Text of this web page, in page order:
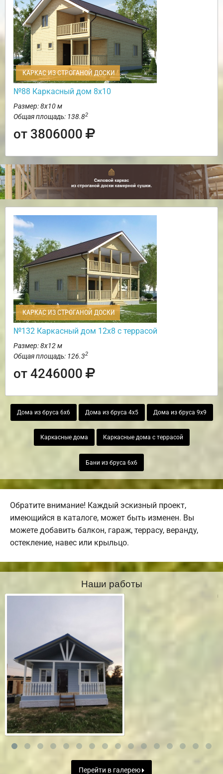
КАРКАС ИЗ СТРОГАНОЙ ДОСКИ
№88 Каркасный дом 8х10
Размер: 8х10 м
Общая площадь: 138.82
от 3806000
КАРКАС ИЗ СТРОГАНОЙ ДОСКИ
№132 Каркасный дом 12х8 с террасой
Размер: 8х12 м
Общая площадь: 126.32
от 4246000
Дома из бруса 6х6 Дома из бруса 4х5 Дома из бруса 9х9
Каркасные дома Каркасные дома с террасой
Бани из бруса 6х6
Обратите внимание! Каждый эскизный проект,
имеющийся в каталоге, может быть изменен. Вы
можете добавить балкон, гараж, террасу, веранду,
остекление, навес или крыльцо.
Наши работы
Перейти в галерею